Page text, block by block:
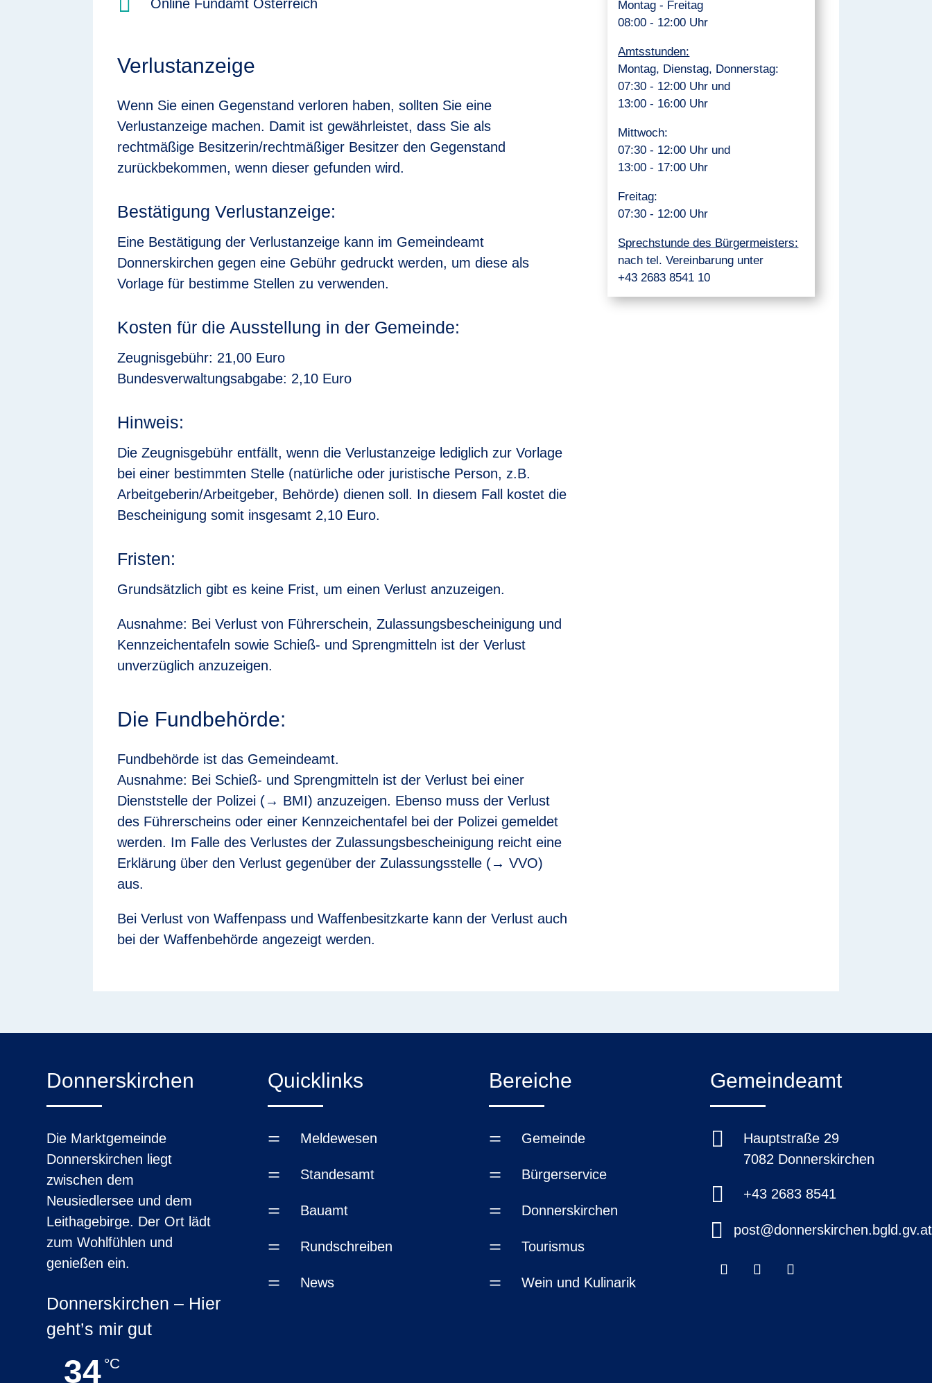
Online Fundamt Österreich
Verlustanzeige
Wenn Sie einen Gegenstand verloren haben, sollten Sie eine
Verlustanzeige machen. Damit ist gewährleistet, dass Sie als
rechtmäßige Besitzerin/rechtmäßiger Besitzer den Gegenstand
zurückbekommen, wenn dieser gefunden wird.
Bestätigung Verlustanzeige:
Eine Bestätigung der Verlustanzeige kann im Gemeindeamt
Donnerskirchen gegen eine Gebühr gedruckt werden, um diese als
Vorlage für bestimme Stellen zu verwenden.
Kosten für die Ausstellung in der Gemeinde:
Zeugnisgebühr: 21,00 Euro
Bundesverwaltungsabgabe: 2,10 Euro
Hinweis:
Die Zeugnisgebühr entfällt, wenn die Verlustanzeige lediglich zur Vorlage
bei einer bestimmten Stelle (natürliche oder juristische Person, z.B.
Arbeitgeberin/Arbeitgeber, Behörde) dienen soll. In diesem Fall kostet die
Bescheinigung somit insgesamt 2,10 Euro.
Fristen:
Grundsätzlich gibt es keine Frist, um einen Verlust anzuzeigen.
Ausnahme: Bei Verlust von Führerschein, Zulassungsbescheinigung und
Kennzeichentafeln sowie Schieß- und Sprengmitteln ist der Verlust
unverzüglich anzuzeigen.
Die Fundbehörde:
Fundbehörde ist das Gemeindeamt.
Ausnahme: Bei Schieß- und Sprengmitteln ist der Verlust bei einer
Dienststelle der Polizei (→ BMI) anzuzeigen. Ebenso muss der Verlust
des Führerscheins oder einer Kennzeichentafel bei der Polizei gemeldet
werden. Im Falle des Verlustes der Zulassungsbescheinigung reicht eine
Erklärung über den Verlust gegenüber der Zulassungsstelle (→ VVO)
aus.
Bei Verlust von Waffenpass und Waffenbesitzkarte kann der Verlust auch
bei der Waffenbehörde angezeigt werden.
Montag - Freitag
08:00 - 12:00 Uhr
Amtsstunden:
Montag, Dienstag, Donnerstag:
07:30 - 12:00 Uhr und
13:00 - 16:00 Uhr
Mittwoch:
07:30 - 12:00 Uhr und
13:00 - 17:00 Uhr
Freitag:
07:30 - 12:00 Uhr
Sprechstunde des Bürgermeisters:
nach tel. Vereinbarung unter
+43 2683 8541 10
Donnerskirchen
Die Marktgemeinde
Donnerskirchen liegt
zwischen dem
Neusiedlersee und dem
Leithagebirge. Der Ort lädt
zum Wohlfühlen und
genießen ein.
Donnerskirchen – Hier
geht’s mir gut
34 °C
Quicklinks
= Meldewesen
= Standesamt
= Bauamt
= Rundschreiben
= News
Bereiche
= Gemeinde
= Bürgerservice
= Donnerskirchen
= Tourismus
= Wein und Kulinarik
Gemeindeamt

Hauptstraße 29
7082 Donnerskirchen
 +43 2683 8541
 post@donnerskirchen.bgld.gv.at